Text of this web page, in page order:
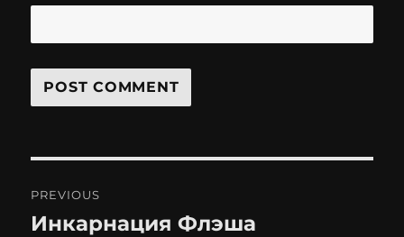
navigation
PREVIOUS
Previous
Инкарнация Флэша